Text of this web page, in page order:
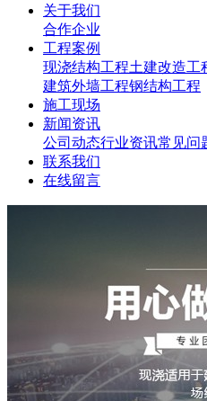
关于我们
合作企业
工程案例
现浇结构工程土建改造工
建筑外墙工程钢结构工程
施工现场
新闻资讯
公司动态行业资讯常见问
联系我们
在线留言